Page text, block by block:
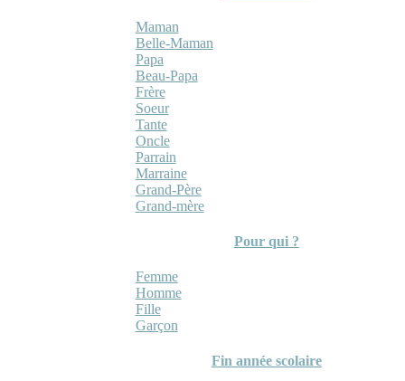
Maman
Belle-Maman
Papa
Beau-Papa
Frère
Soeur
Tante
Oncle
Parrain
Marraine
Grand-Père
Grand-mère
Pour qui ?
Femme
Homme
Fille
Garçon
Fin année scolaire